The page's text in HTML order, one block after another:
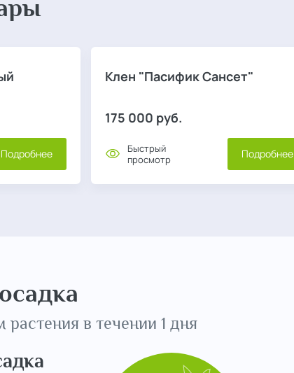
Подробнее
Клен "Пасифик Сансет"
175 000 руб.
Быстрый
просмотр
Подробнее
в течении 1 дня